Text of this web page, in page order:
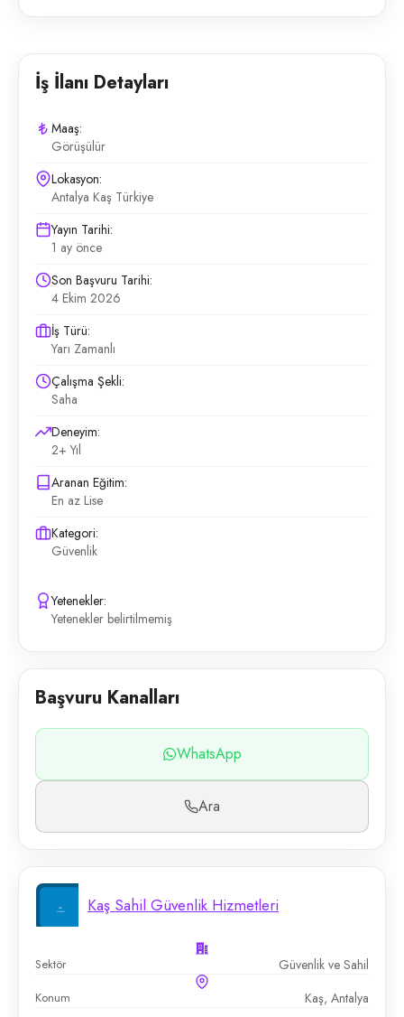
İş İlanı Detayları
Maaş:
Görüşülür
Lokasyon:
Antalya Kaş Türkiye
Yayın Tarihi:
1 ay önce
Son Başvuru Tarihi:
4 Ekim 2026
İş Türü:
Yarı Zamanlı
Çalışma Şekli:
Saha
Deneyim:
2+ Yıl
Aranan Eğitim:
En az Lise
Kategori:
Güvenlik
Yetenekler:
Yetenekler belirtilmemiş
Başvuru Kanalları
WhatsApp
Ara
Kaş Sahil Güvenlik Hizmetleri
Sektör Güvenlik ve Sahil
Konum Kaş, Antalya